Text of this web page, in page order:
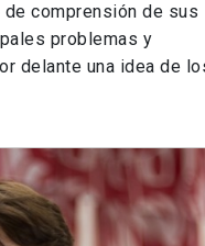
comprensión de sus
problemas y
delante una idea de